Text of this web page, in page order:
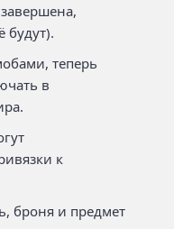
будут).
теперь
в
к
броня и предмет